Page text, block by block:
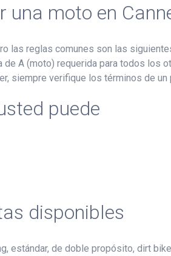
una moto en
las reglas comunes son las
A (moto) requerida para todos los
siempre verifique los términos de un
puede
disponibles
estándar, de doble propósito, dirt